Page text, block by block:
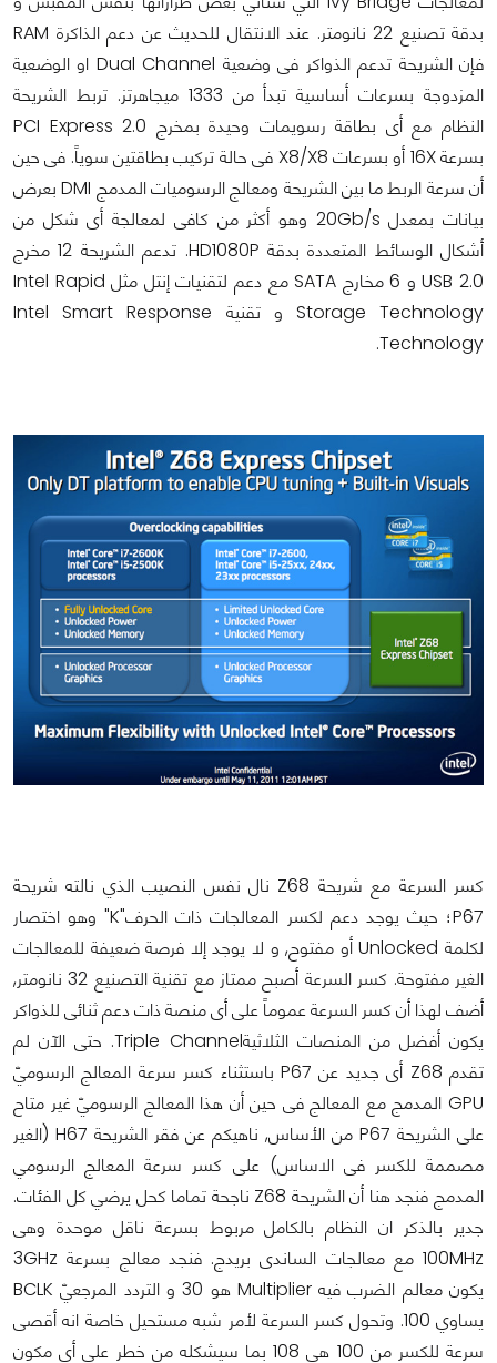
بدقة تصنيع 22 نانومتر. عند الانتقال للحديث عن دعم الذاكرة RAM
فإن الشريحة تدعم الذواكر فى وضعية Dual Channel او الوضعية
المزدوجة بسرعات أساسية تبدأ من 1333 ميجاهرتز. تربط الشريحة
النظام مع أى بطاقة رسويمات وحيدة بمخرج PCI Express 2.0
بسرعة 16X أو بسرعات X8/X8 فى حالة تركيب بطاقتين سوياً. فى حين
أن سرعة الربط ما بين الشريحة ومعالج الرسوميات المدمج DMI بعرض
بيانات بمعدل 20Gb/s وهو أكثر من كافى لمعالجة أى شكل من
أشكال الوسائط المتعددة بدقة HD1080P. تدعم الشريحة 12 مخرج
USB 2.0 و 6 مخارج SATA مع دعم لتقنيات إنتل مثل Intel Rapid
Storage Technology و تقنية Intel Smart Response
Technology.
كسر السرعة مع شريحة Z68 نال نفس النصيب الذي نالته شريحة
P67؛ حيث يوجد دعم لكسر المعالجات ذات الحرف"K" وهو اختصار
لكلمة Unlocked أو مفتوح, و لا يوجد إلا فرصة ضعيفة للمعالجات
الغير مفتوحة. كسر السرعة أصبح ممتاز مع تقنية التصنيع 32 نانومتر,
أضف لهذا أن كسر السرعة عموماً على أى منصة ذات دعم ثنائى للذواكر
يكون أفضل من المنصات الثلاثيةTriple Channel. حتى الآن لم
تقدم Z68 أى جديد عن P67 باستثناء كسر سرعة المعالج الرسوميّ
GPU المدمج مع المعالج فى حين أن هذا المعالج الرسوميّ غير متاح
على الشريحة P67 من الأساس, ناهيكم عن فقر الشريحة H67 (الغير
مصممة للكسر فى الاساس) على كسر سرعة المعالج الرسومي
المدمج فنجد هنا أن الشريحة Z68 ناجحة تماما كحل يرضي كل الفئات.
جدير بالذكر ان النظام بالكامل مربوط بسرعة ناقل موحدة وهى
100MHz مع معالجات الساندى بريدج. فنجد معالج بسرعة 3GHz
يكون معالم الضرب فيه Multiplier هو 30 و التردد المرجعيّ BCLK
يساوي 100. وتحول كسر السرعة لأمر شبه مستحيل خاصة انه أقصى
سرعة للكسر من 100 هى 108 بما سيشكله من خطر على أى مكون